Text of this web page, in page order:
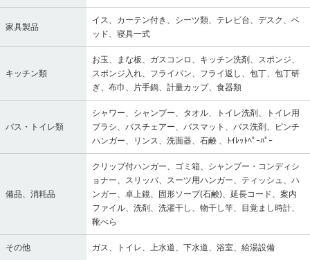
家具製品
イス、カーテン付き、シーツ類、テレビ台、デスク、ベ
ッド、寝具一式
キッチン類
お玉、まな板、ガスコンロ、キッチン洗剤、スポンジ、
スポンジ入れ、フライパン、フライ返し、包丁、包丁研
ぎ、布巾、片手鍋、計量カップ、食器類
バス・トイレ類
シャワー、シャンプー、タオル、トイレ洗剤、トイレ用
ブラシ、バスチェアー、バスマット、バス洗剤、ピンチ
ハンガー、リンス、洗面器、石鹸 、ﾄｲﾚｯﾄﾍﾟｰﾊﾟｰ
備品、消耗品
クリップ付ハンガー、ゴミ箱、シャンプー・コンディシ
ョナー、スリッパ、スーツ用ハンガー、ティッシュ、ハ
ンガー、卓上鏡、固形ソープ(石鹸)、延長コード、案内
ファイル、洗剤、洗濯干し、物干し竿、目覚まし時計、
靴べら
その他 ガス、トイレ、上水道、下水道、浴室、給湯設備